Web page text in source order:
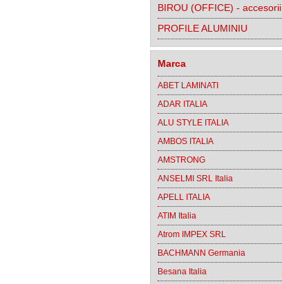
BIROU (OFFICE) - accesorii
PROFILE ALUMINIU
Marca
ABET LAMINATI
ADAR ITALIA
ALU STYLE ITALIA
AMBOS ITALIA
AMSTRONG
ANSELMI SRL Italia
APELL ITALIA
ATIM Italia
Atrom IMPEX SRL
BACHMANN Germania
Besana Italia